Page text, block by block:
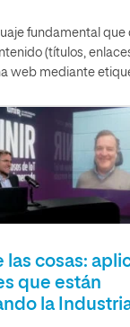
fundamental que
(títulos,
web mediante
las cosas:
que están
la